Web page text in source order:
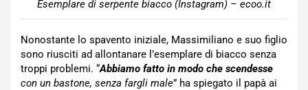
Esemplare di serpente biacco (Instagram) – ecoo.it
Nonostante lo spavento iniziale, Massimiliano e suo figlio
sono riusciti ad allontanare l’esemplare di biacco senza
troppi problemi. “Abbiamo fatto in modo che scendesse
con un bastone, senza fargli male” ha spiegato il papà ai